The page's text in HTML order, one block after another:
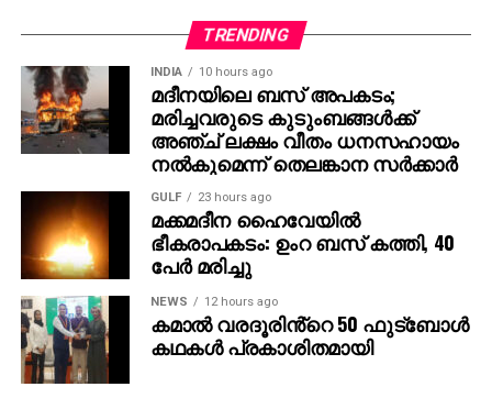
TRENDING
INDIA 10 hours ago
മദീനയിലെ ബസ് അപകടം;
മരിച്ചവരുടെ കുടുംബങ്ങള്‍ക്ക്
അഞ്ച് ലക്ഷം വീതം ധനസഹായം
നല്‍കുമെന്ന് തെലങ്കാന സര്‍ക്കാര്‍
GULF 23 hours ago
മക്കമദീന ഹൈവേയില്‍
ഭീകരാപകടം: ഉംറ ബസ് കത്തി, 40
പേര്‍ മരിച്ചു
NEWS 12 hours ago
കമാൽ വരദൂരിൻ്റെ 50 ഫുട്ബോൾ
കഥകൾ പ്രകാശിതമായി